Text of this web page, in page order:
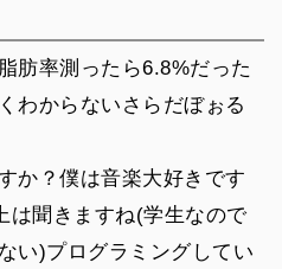
肪率測ったら6.8%だった
わからないさらだぼぉる
か？僕は音楽大好きです
は聞きますね(学生なので
い)プログラミングしてい